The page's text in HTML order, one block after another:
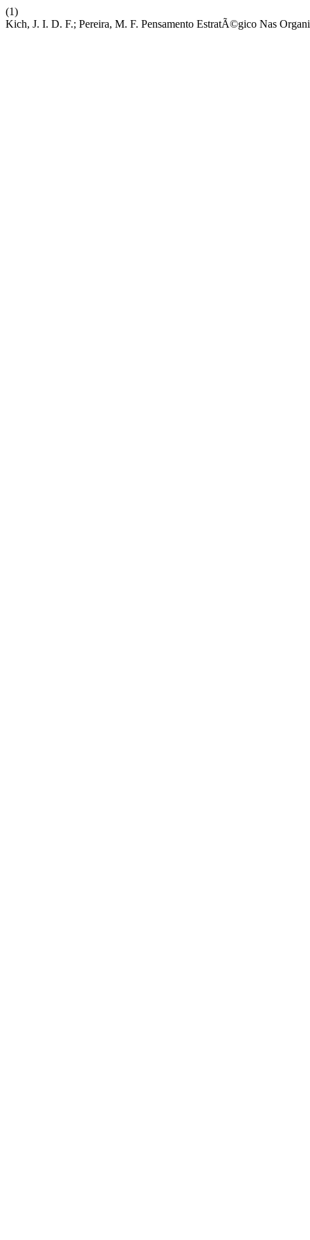
(1)
Kich, J. I. D. F.; Pereira, M. F. Pensamento EstratÃ©gico Nas